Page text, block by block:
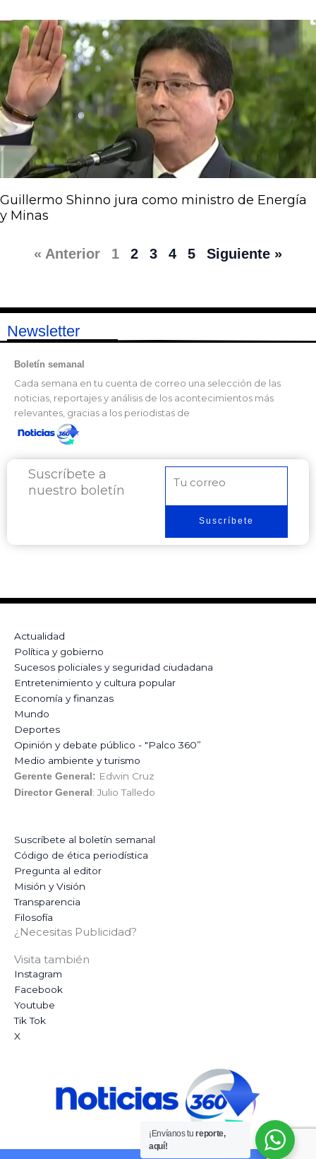
Guillermo Shinno jura como ministro de Energía
y Minas
« Anterior 1 2 3 4 5 Siguiente »
Newsletter
Boletín semanal
Cada semana en tu cuenta de correo una selección de las
noticias, reportajes y análisis de los acontecimientos más
relevantes, gracias a los periodistas de
Suscríbete a
nuestro boletín
electrónico
Suscríbete
Actualidad
Política y gobierno
Sucesos policiales y seguridad ciudadana
Entretenimiento y cultura popular
Economía y finanzas
Mundo
Deportes
Opinión y debate público - "Palco 360”
Medio ambiente y turismo
Gerente General: Edwin Cruz
Director General : Julio Talledo
Suscríbete al boletín semanal
Código de ética periodística
Pregunta al editor
Misión y Visión
Transparencia
Filosofía
¿Necesitas Publicidad?
Visita también
Instagram
Facebook
Youtube
Tik Tok
X
¡Envíanos tureporte,
aquí!